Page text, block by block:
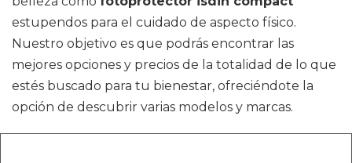
estupendos para el cuidado de aspecto físico.
Nuestro objetivo es que podrás encontrar las
mejores opciones y precios de la totalidad de lo que
estés buscado para tu bienestar, ofreciéndote la
opción de descubrir varias modelos y marcas.